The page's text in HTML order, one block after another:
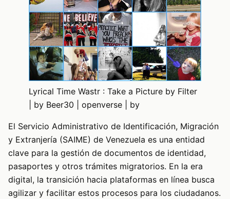
Lyrical Time Wastr : Take a Picture by Filter
| by Beer30 | openverse | by
El Servicio Administrativo de Identificación, Migración
y Extranjería (SAIME) de Venezuela es una entidad
clave para la gestión de documentos de identidad,
pasaportes y otros trámites migratorios. En la era
digital, la transición hacia plataformas en línea busca
agilizar y facilitar estos procesos para los ciudadanos.